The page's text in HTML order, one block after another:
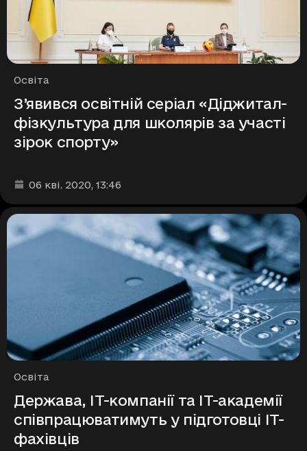
Рубрики
Освіта
З’явився освітній серіал «Діджитал-
фізкультура для школярів за участі
зірок спорту»
Дата та час публікації
06 кві. 2020, 13:46
Рубрики
Освіта
Держава, ІТ-компанії та ІТ-академії
співпрацюватимуть у підготовці ІТ-
фахівців